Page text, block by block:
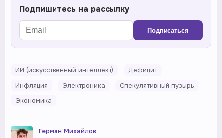
Подпишитесь на рассылку
Подписаться
ИИ (искусственный интеллект)
Дефицит
Инфляция
Электроника
Спекулятивный пузырь
Экономика
Герман Михайлов